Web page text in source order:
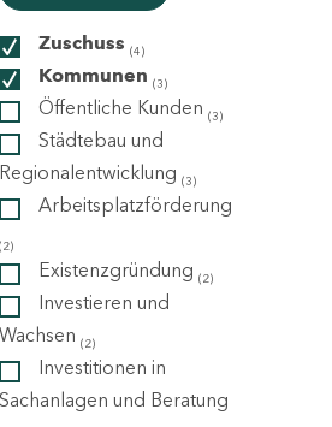
Zuschuss (4)
Kommunen (3)
Öffentliche Kunden (3)
Städtebau und
Regionalentwicklung (3)
Arbeitsplatzförderung
(2)
Existenzgründung (2)
Investieren und
Wachsen (2)
Investitionen in
Sachanlagen und Beratung